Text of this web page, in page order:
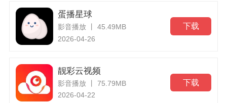
蛋播星球
影音播放 丨 45.49MB
2026-04-26
下载
靓彩云视频
影音播放 丨 75.79MB
2026-04-22
下载